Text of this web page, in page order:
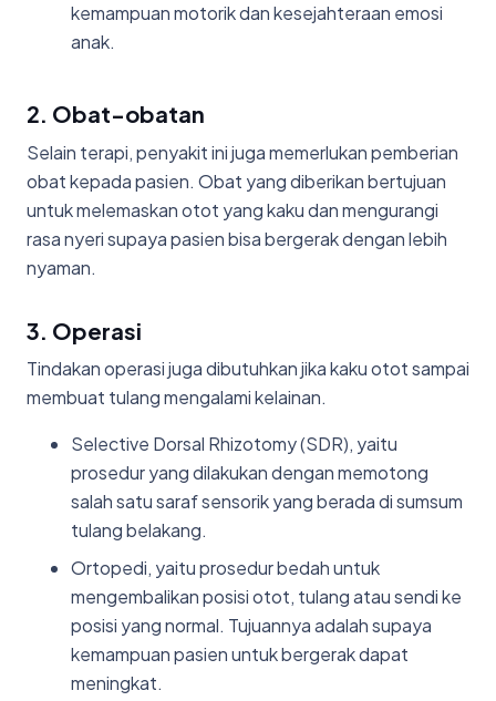
kemampuan motorik dan kesejahteraan emosi
anak.
2. Obat-obatan
Selain terapi, penyakit ini juga memerlukan pemberian
obat kepada pasien. Obat yang diberikan bertujuan
untuk melemaskan otot yang kaku dan mengurangi
rasa nyeri supaya pasien bisa bergerak dengan lebih
nyaman.
3. Operasi
Tindakan operasi juga dibutuhkan jika kaku otot sampai
membuat tulang mengalami kelainan.
Selective Dorsal Rhizotomy (SDR), yaitu
prosedur yang dilakukan dengan memotong
salah satu saraf sensorik yang berada di sumsum
tulang belakang.
Ortopedi, yaitu prosedur bedah untuk
mengembalikan posisi otot, tulang atau sendi ke
posisi yang normal. Tujuannya adalah supaya
kemampuan pasien untuk bergerak dapat
meningkat.